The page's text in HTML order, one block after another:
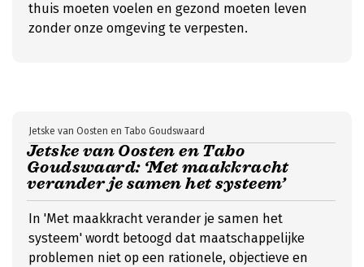
thuis moeten voelen en gezond moeten leven
zonder onze omgeving te verpesten.
Jetske van Oosten en Tabo
Goudswaard: ‘Met maakkracht
verander je samen het systeem’
Jetske van Oosten en Tabo Goudswaard
In 'Met maakkracht verander je samen het
systeem' wordt betoogd dat maatschappelijke
problemen niet op een rationele, objectieve en